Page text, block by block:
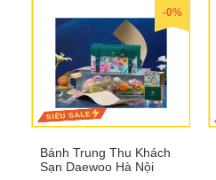
-0%
Bánh Trung Thu Khách
Sạn Daewoo Hà Nội